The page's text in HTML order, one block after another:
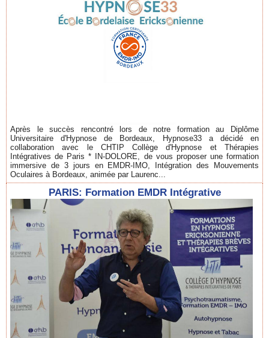
Après le succès rencontré lors de notre formation au Diplôme
Universitaire d'Hypnose de Bordeaux, Hypnose33 a décidé en
collaboration avec le CHTIP Collège d'Hypnose et Thérapies
Intégratives de Paris * IN-DOLORE, de vous proposer une formation
immersive de 3 jours en EMDR-IMO, Intégration des Mouvements
Oculaires à Bordeaux, animée par Laurenc...
PARIS: Formation EMDR Intégrative